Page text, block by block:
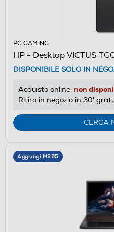
PC GAMING
HP - Desktop VICTUS
DISPONIBILE SOLO IN
Acquisto online: non
Ritiro in negozio in 30'
CERCA
Aggiungi M365